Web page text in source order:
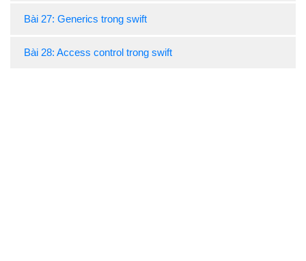
Bài 27: Generics trong swift
Bài 28: Access control trong swift